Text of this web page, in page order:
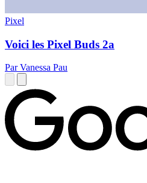
Pixel
Voici les Pixel Buds 2a
Par Vanessa Pau